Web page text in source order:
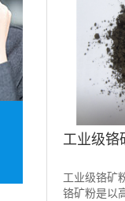
工业级铬
工业级铬矿
铬矿粉是以